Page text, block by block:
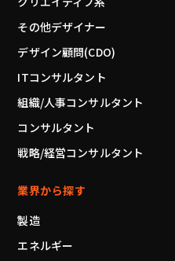
その他デザイナー
デザイン顧問(CDO)
ITコンサルタント
組織/人事コンサルタント
コンサルタント
戦略/経営コンサルタント
業界から探す
製造
エネルギー